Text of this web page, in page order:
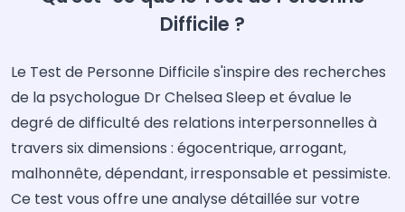
Difficile ?
Le Test de Personne Difficile s'inspire des recherches
de la psychologue Dr Chelsea Sleep et évalue le
degré de difficulté des relations interpersonnelles à
travers six dimensions : égocentrique, arrogant,
malhonnête, dépendant, irresponsable et pessimiste.
Ce test vous offre une analyse détaillée sur votre